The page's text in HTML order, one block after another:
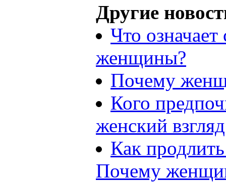
Другие
Что
женщины?
Почему
Кого
женский взгляд
Как
Почему